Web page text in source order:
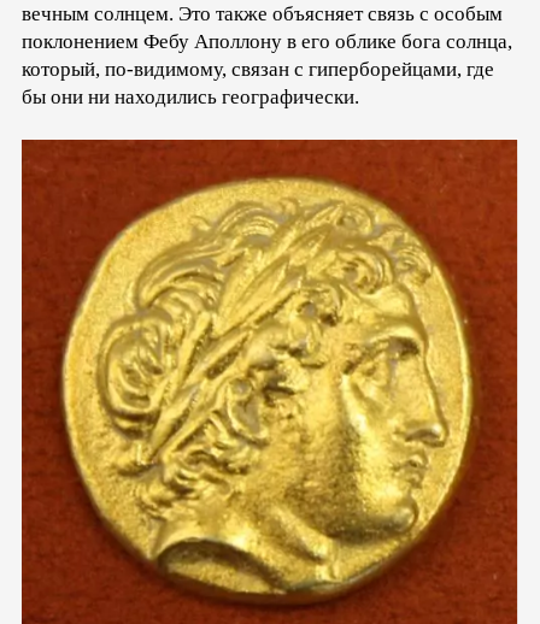
вечным солнцем. Это также объясняет связь с особым
поклонением Фебу Аполлону в его облике бога солнца,
который, по-видимому, связан с гиперборейцами, где
бы они ни находились географически.